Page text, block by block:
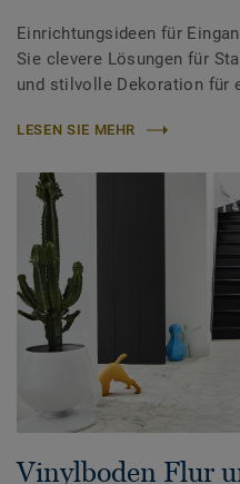
Einrichtungsideen für
Sie clevere Lösungen für
und stilvolle Dekoration für
LESEN SIE MEHR
Vinylboden Flur